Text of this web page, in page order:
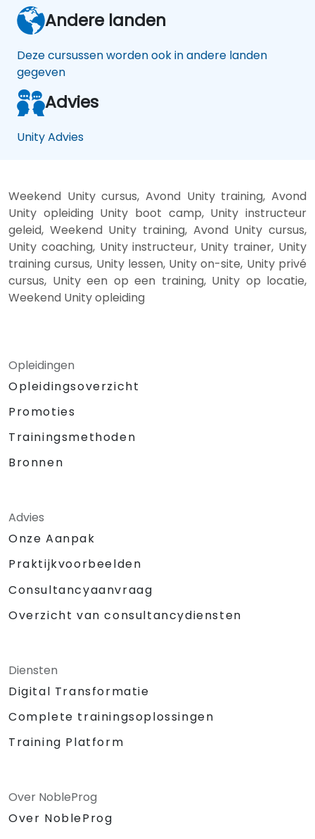
Andere landen
Deze cursussen worden ook in andere landen
gegeven
Advies
Unity Advies
Weekend Unity cursus, Avond Unity training, Avond
Unity opleiding Unity boot camp, Unity instructeur
geleid, Weekend Unity training, Avond Unity cursus,
Unity coaching, Unity instructeur, Unity trainer, Unity
training cursus, Unity lessen, Unity on-site, Unity privé
cursus, Unity een op een training, Unity op locatie,
Weekend Unity opleiding
Opleidingen
Opleidingsoverzicht
Promoties
Trainingsmethoden
Bronnen
Advies
Onze Aanpak
Praktijkvoorbeelden
Consultancyaanvraag
Overzicht van consultancydiensten
Diensten
Digital Transformatie
Complete trainingsoplossingen
Training Platform
Over NobleProg
Over NobleProg